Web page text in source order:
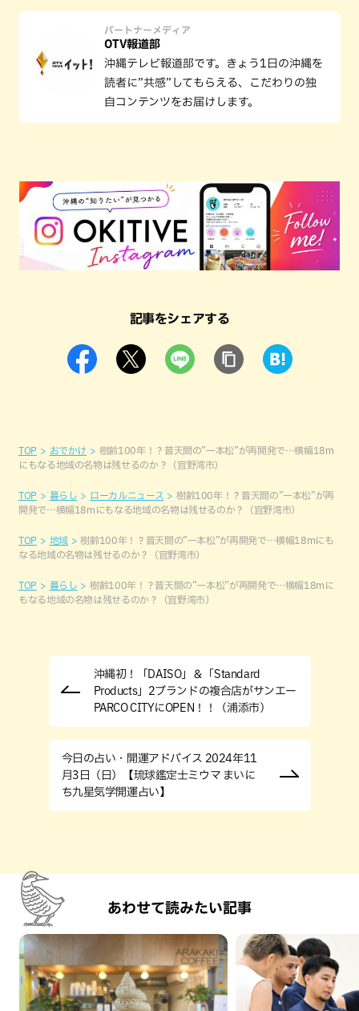
パートナーメディア
OTV報道部
沖縄テレビ報道部です。きょう1日の沖縄を
読者に”共感”してもらえる、こだわりの独
自コンテンツをお届けします。
記事をシェアする
TOP おでかけ
樹齢100年！？普天間の”一本松”が再開発で…横幅18m
にもなる地域の名物は残せるのか？（宜野湾市）
TOP 暮らし ローカルニュース
樹齢100年！？普天間の”一本松”が再
開発で…横幅18mにもなる地域の名物は残せるのか？（宜野湾市）
TOP 地域
樹齢100年！？普天間の”一本松”が再開発で…横幅18mにも
なる地域の名物は残せるのか？（宜野湾市）
TOP 暮らし
樹齢100年！？普天間の”一本松”が再開発で…横幅18mに
もなる地域の名物は残せるのか？（宜野湾市）
沖縄初！「DAISO」＆「Standard
Products」2ブランドの複合店がサンエー
PARCO CITYにOPEN！！（浦添市）
今日の占い・開運アドバイス 2024年11
月3日（日）【琉球鑑定士ミウマ まいに
ち九星気学開運占い】
あわせて読みたい記事